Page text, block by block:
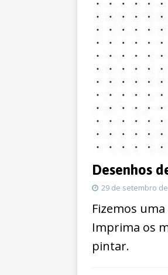
Desenhos
29 de setembro
Fizemos
Imprima os
pintar.